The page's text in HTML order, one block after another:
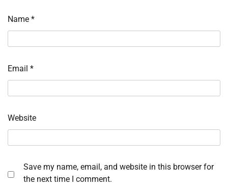
Name *
Email *
Website
Save my name, email, and website in this browser for
the next time I comment.